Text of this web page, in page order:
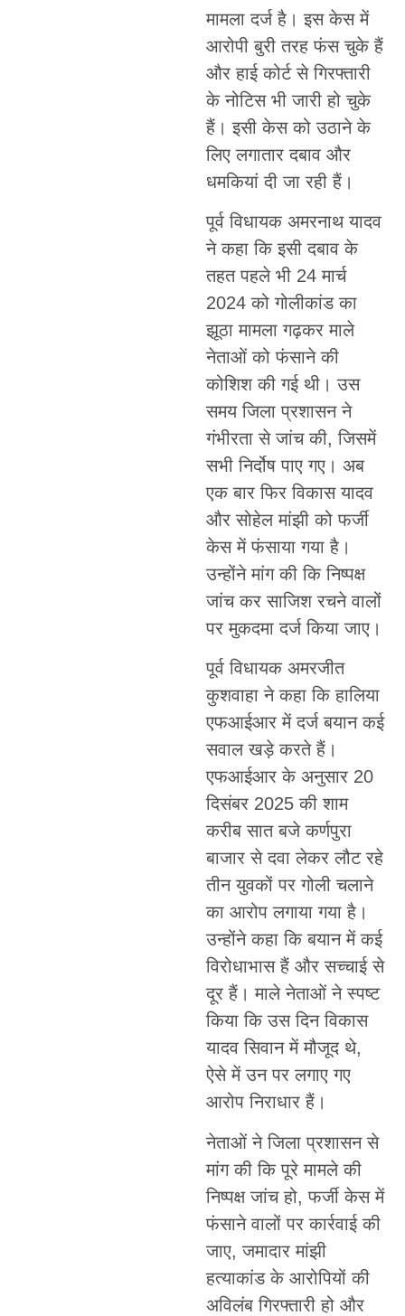
मामला दर्ज है। इस केस में
आरोपी बुरी तरह फंस चुके हैं
और हाई कोर्ट से गिरफ्तारी
के नोटिस भी जारी हो चुके
हैं। इसी केस को उठाने के
लिए लगातार दबाव और
धमकियां दी जा रही हैं।
पूर्व विधायक अमरनाथ यादव
ने कहा कि इसी दबाव के
तहत पहले भी 24 मार्च
2024 को गोलीकांड का
झूठा मामला गढ़कर माले
नेताओं को फंसाने की
कोशिश की गई थी। उस
समय जिला प्रशासन ने
गंभीरता से जांच की, जिसमें
सभी निर्दोष पाए गए। अब
एक बार फिर विकास यादव
और सोहेल मांझी को फर्जी
केस में फंसाया गया है।
उन्होंने मांग की कि निष्पक्ष
जांच कर साजिश रचने वालों
पर मुकदमा दर्ज किया जाए।
पूर्व विधायक अमरजीत
कुशवाहा ने कहा कि हालिया
एफआईआर में दर्ज बयान कई
सवाल खड़े करते हैं।
एफआईआर के अनुसार 20
दिसंबर 2025 की शाम
करीब सात बजे कर्णपुरा
बाजार से दवा लेकर लौट रहे
तीन युवकों पर गोली चलाने
का आरोप लगाया गया है।
उन्होंने कहा कि बयान में कई
विरोधाभास हैं और सच्चाई से
दूर हैं। माले नेताओं ने स्पष्ट
किया कि उस दिन विकास
यादव सिवान में मौजूद थे,
ऐसे में उन पर लगाए गए
आरोप निराधार हैं।
नेताओं ने जिला प्रशासन से
मांग की कि पूरे मामले की
निष्पक्ष जांच हो, फर्जी केस में
फंसाने वालों पर कार्रवाई की
जाए, जमादार मांझी
हत्याकांड के आरोपियों की
अविलंब गिरफ्तारी हो और